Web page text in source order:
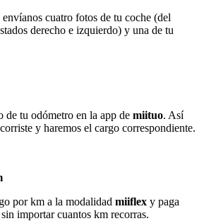
cuatro fotos de tu coche (del
derecho e izquierdo) y una de tu
de tu odómetro en la app de miituo. Así
y haremos el cargo correspondiente.
por km a la modalidad miiflex y paga
importar cuantos km recorras.